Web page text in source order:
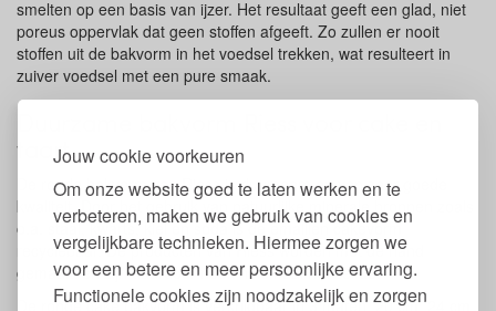
Jouw cookie voorkeuren
Om onze website goed te laten werken en te
verbeteren, maken we gebruik van cookies en
vergelijkbare technieken. Hiermee zorgen we
voor een betere en meer persoonlijke ervaring.
Functionele cookies zijn noodzakelijk en zorgen
smelten op een basis van ijzer. Het resultaat geeft een glad, niet
poreus oppervlak dat geen stoffen afgeeft. Zo zullen er nooit
stoffen uit de bakvorm in het voedsel trekken, wat resulteert in
zuiver voedsel met een pure smaak.
taart
De ronde bakvorm van Riess is duurzaam en van zeer goede
kwaliteit. Door het gebruik van natuurlijke minerale bronnen zoals
o.a. staal, kwarts, klei en soda is de emaillen cakevorm
recyclebaar. De producten van Riess worden met de hand
gemaakt en zijn daardoor nooit helemaal het zelfde.
De ronde cake bakvorm is verkrijgbaar in 3 maten, 20 cm, 24 cm